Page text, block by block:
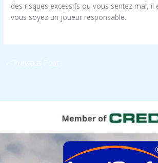
des risques excessifs ou vous sentez mal, il
vous soyez un joueur responsable.
← Previous Post